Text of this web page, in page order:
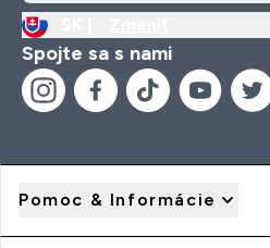
Spojte sa s nami
Pomoc & Informácie